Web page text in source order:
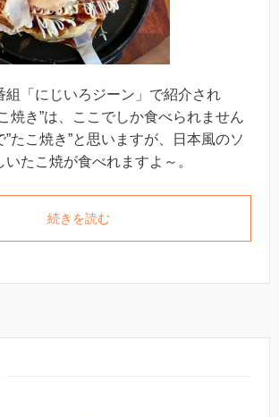
組「にじいろジーン」で紹介され
焼き”は、ここでしか食べられません
”たこ焼き”と思いますが、日本風のソ
たこ焼が食べれますよ～。
続きを読む